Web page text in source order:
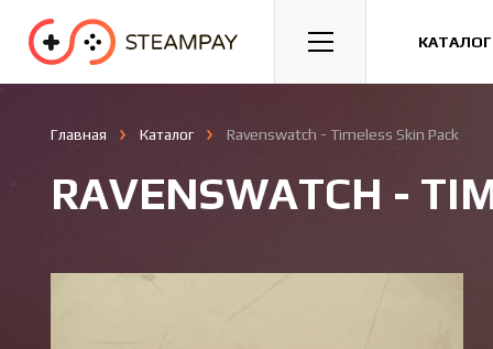
Спорт Гонки Казуальные
Главная Каталог Ravenswatch - Timeless Skin Pack
RAVENSWATCH -